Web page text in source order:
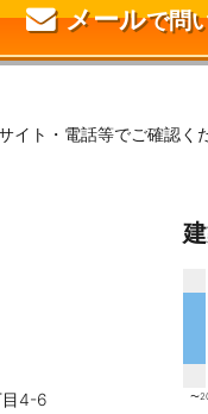
メールで問
ト・電話等でご確認く
目4-6
〜